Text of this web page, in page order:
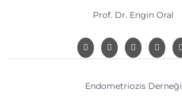
Prof. Dr. Engin Oral
Endometriozis Derneği